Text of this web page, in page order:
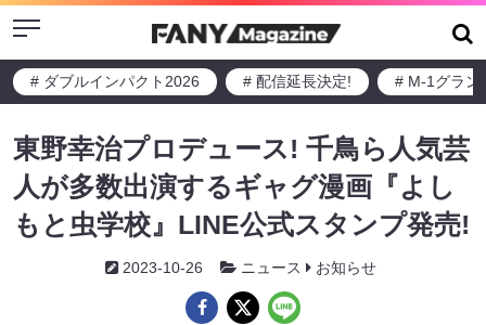
Menu
# ダブルインパクト2026 # 配信延長決定! # M-1グラン
東野幸治プロデュース! 千鳥ら人気芸
人が多数出演するギャグ漫画『よし
もと虫学校』LINE公式スタンプ発売!
2023-10-26 ニュース お知らせ